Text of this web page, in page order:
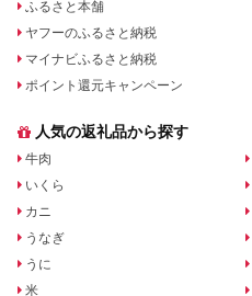
ふるさと本舗
ヤフーのふるさと納税
マイナビふるさと納税
ポイント還元キャンペーン
人気の返礼品から探す
牛肉
いくら
カニ
うなぎ
うに
米